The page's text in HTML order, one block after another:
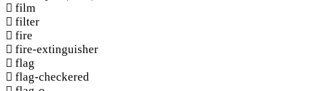
film
filter
fire
fire-extinguisher
flag
flag-checkered